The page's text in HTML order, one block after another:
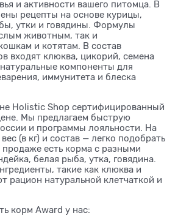
и активности вашего питомца. В
рецепты на основе курицы,
утки и говядины. Формулы
животным, так и
и котятам. В состав
входят клюква, цикорий, семена
компоненты для
иммунитета и блеска
Holistic Shop сертифицированный
Мы предлагаем быструю
и программы лояльности. На
(в кг) и состав — легко подобрать
есть корма с разными
белая рыба, утка, говядина.
такие как клюква и
рацион натуральной клетчаткой и
корм Award у нас: